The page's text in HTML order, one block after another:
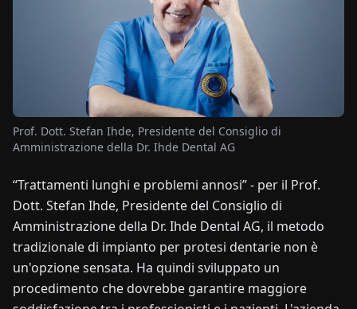
ENDEFRESIT NLPLHU
Prof. Dott. Stefan Ihde, Presidente del Consiglio di
Amministrazione della Dr. Ihde Dental AG
“Trattamenti lunghi e problemi annosi” - per il Prof.
Dott. Stefan Ihde, Presidente del Consiglio di
Amministrazione della Dr. Ihde Dental AG, il metodo
tradizionale di impianto per protesi dentarie non è
un'opzione sensata. Ha quindi sviluppato un
procedimento che dovrebbe garantire maggiore